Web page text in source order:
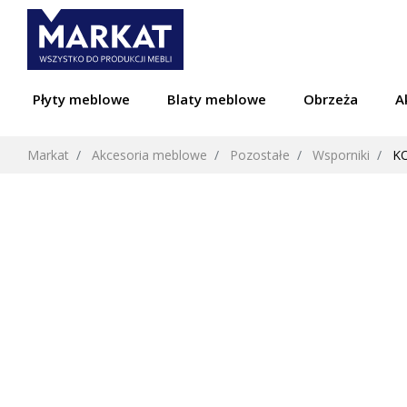
Płyty meblowe Blaty meblowe Obrzeża
Markat Akcesoria meblowe Pozostałe Wsporniki